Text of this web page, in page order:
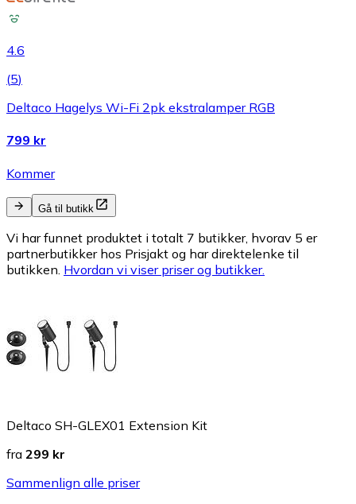
4.6
(5)
Deltaco Hagelys Wi-Fi 2pk ekstralamper RGB
799 kr
Kommer
Gå til butikk
Vi har funnet produktet i totalt 7 butikker, hvorav 5 er
partnerbutikker hos Prisjakt og har direktelenke til
butikken. Hvordan vi viser priser og butikker.
Deltaco SH-GLEX01 Extension Kit
fra 299 kr
Sammenlign alle priser